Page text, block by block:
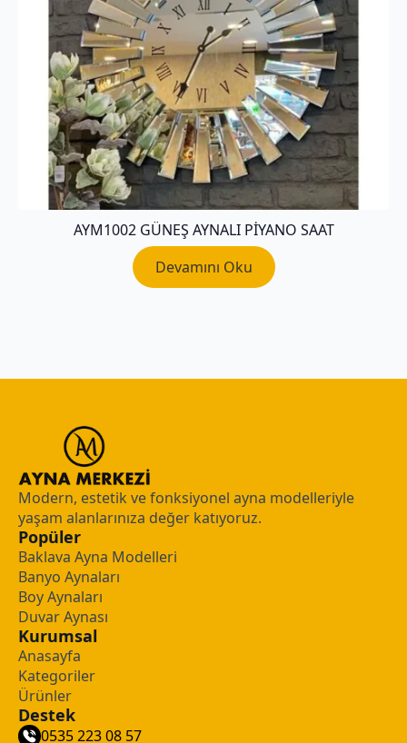
AYM1002 GÜNEŞ AYNALI PİYANO SAAT
Devamını Oku
Modern, estetik ve fonksiyonel ayna modelleriyle
yaşam alanlarınıza değer katıyoruz.
Popüler
Baklava Ayna Modelleri
Banyo Aynaları
Boy Aynaları
Duvar Aynası
Kurumsal
Anasayfa
Kategoriler
Ürünler
Destek
0535 223 08 57